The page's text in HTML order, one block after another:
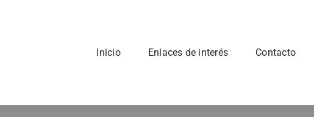
Inicio Enlaces de interés Contacto